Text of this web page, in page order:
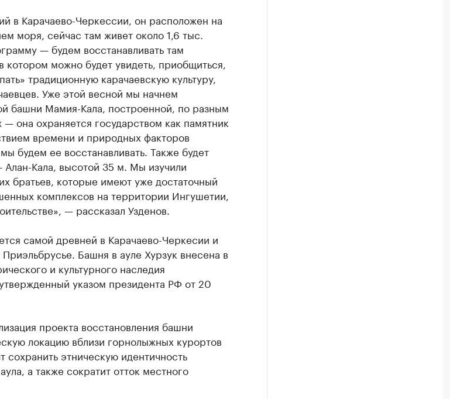
в Карачаево-Черкессии, он расположен на
моря, сейчас там живет около 1,6 тыс.
— будем восстанавливать там
котором можно будет увидеть, приобщиться,
традиционную карачаевскую культуру,
Уже этой весной мы начнем
башни Мамия-Кала, построенной, по разным
она охраняется государством как памятник
времени и природных факторов
будем ее восстанавливать. Также будет
Кала, высотой 35 м. Мы изучили
братьев, которые имеют уже достаточный
комплексов на территории Ингушетии,
— рассказал Узденов.
самой древней в Карачаево-Черкесии и
Башня в ауле Хурзук внесена в
и культурного наследия
указом президента РФ от 20
проекта восстановления башни
локацию вблизи горнолыжных курортов
сохранить этническую идентичность
а также сократит отток местного